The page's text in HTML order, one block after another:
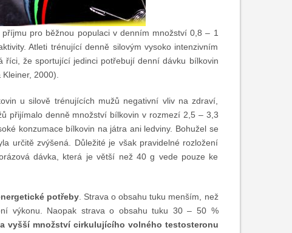
pro běžnou populaci v denním množství 0,8 – 1
Atleti trénující denně silovým vysoko intenzivním
že sportující jedinci potřebují denní dávku bílkovin
2000).
u silově trénujících mužů negativní vliv na zdraví,
přijímalo denně množství bílkovin v rozmezí 2,5 – 3,3
konzumace bílkovin na játra ani ledviny. Bohužel se
určitě zvýšená. Důležité je však pravidelné rozložení
dávka, která je větší než 40 g vede pouze ke
potřeby. Strava o obsahu tuku menším, než
výkonu. Naopak strava o obsahu tuku 30 – 50 %
vyšší množství cirkulujícího volného testosteronu